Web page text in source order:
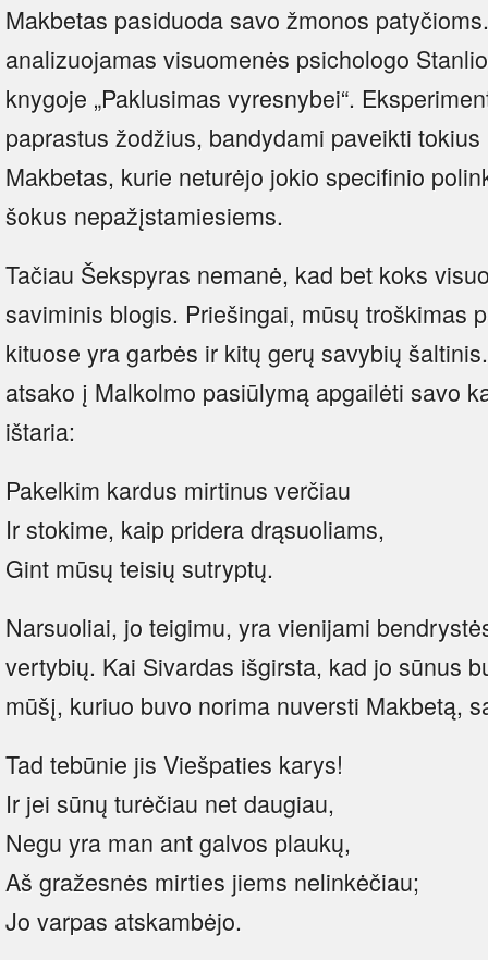
Makbetas pasiduoda savo žmonos
analizuojamas visuomenės psichologo
knygoje „Paklusimas vyresnybei“.
paprastus žodžius, bandydami paveikti
Makbetas, kurie neturėjo jokio specifinio
šokus nepažįstamiesiems.
Tačiau Šekspyras nemanė, kad bet koks
saviminis blogis. Priešingai, mūsų troškimas
kituose yra garbės ir kitų gerų savybių
atsako į Malkolmo pasiūlymą apgailėti savo
ištaria:
Pakelkim kardus mirtinus verčiau
Ir stokime, kaip pridera drąsuoliams,
Gint mūsų teisių sutryptų.
Narsuoliai, jo teigimu, yra vienijami
vertybių. Kai Sivardas išgirsta, kad jo sūnus
mūšį, kuriuo buvo norima nuversti Makbetą,
Tad tebūnie jis Viešpaties karys!
Ir jei sūnų turėčiau net daugiau,
Negu yra man ant galvos plaukų,
Aš gražesnės mirties jiems nelinkėčiau;
Jo varpas atskambėjo.